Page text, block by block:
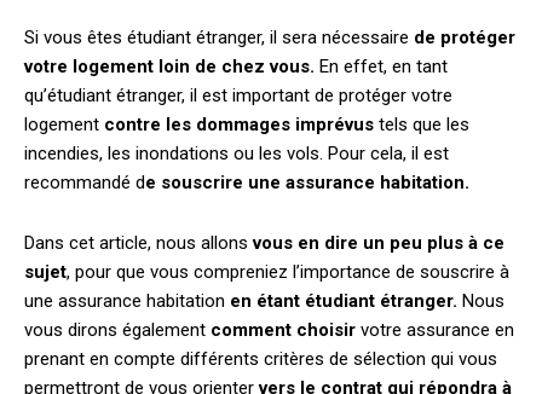
Si vous êtes étudiant étranger, il sera nécessaire de protéger
votre logement loin de chez vous. En effet, en tant
qu’étudiant étranger, il est important de protéger votre
logement contre les dommages imprévus tels que les
incendies, les inondations ou les vols. Pour cela, il est
recommandé de souscrire une assurance habitation.
Dans cet article, nous allonsvous en dire un peu plus à ce
sujet, pour que vous compreniez l’importance de souscrire à
une assurance habitation en étant étudiant étranger. Nous
vous dirons également comment choisir votre assurance en
prenant en compte différents critères de sélection qui vous
permettront de vous orientervers le contrat qui répondra à